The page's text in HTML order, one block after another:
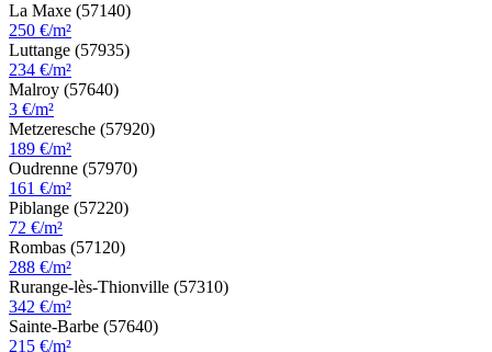
La Maxe (57140)
250 €/m²
Luttange (57935)
234 €/m²
Malroy (57640)
3 €/m²
Metzeresche (57920)
189 €/m²
Oudrenne (57970)
161 €/m²
Piblange (57220)
72 €/m²
Rombas (57120)
288 €/m²
Rurange-lès-Thionville (57310)
342 €/m²
Sainte-Barbe (57640)
215 €/m²